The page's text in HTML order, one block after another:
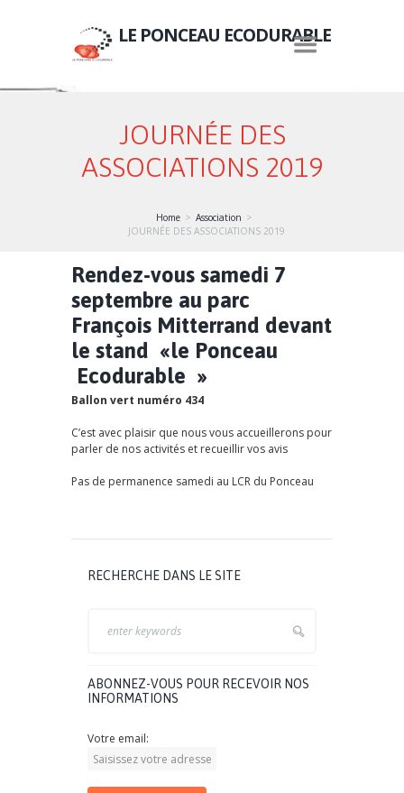
LE PONCEAU ECODURABLE
JOURNÉE DES
ASSOCIATIONS 2019
Home
Association
JOURNÉE DES ASSOCIATIONS 2019
Rendez-vous samedi 7
septembre au parc
François Mitterrand devant
le stand «le Ponceau
Ecodurable »
Ballon vert numéro 434
C’est avec plaisir que nous vous accueillerons pour
parler de nos activités et recueillir vos avis
Pas de permanence samedi au LCR du Ponceau
RECHERCHE DANS LE SITE
ABONNEZ-VOUS POUR RECEVOIR NOS
INFORMATIONS
Votre email: